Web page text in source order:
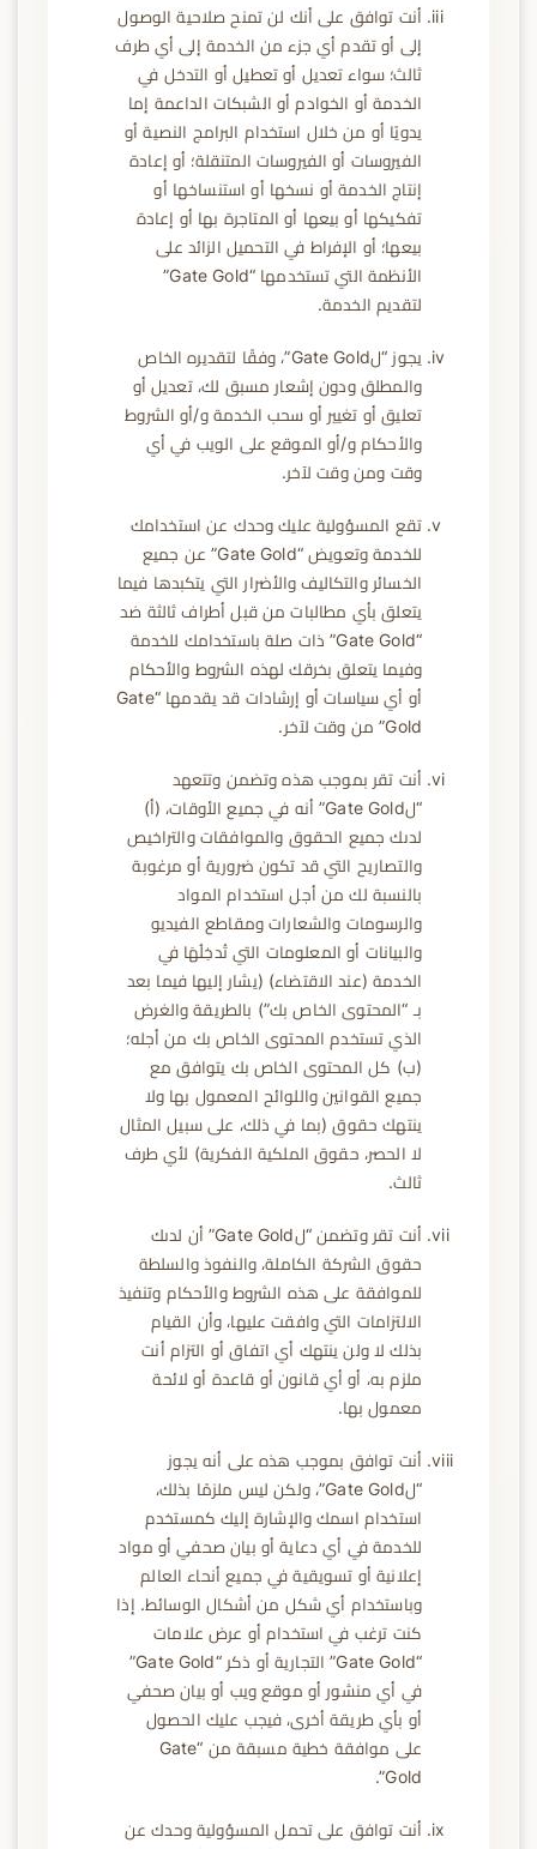
أنت توافق على أنك لن تمنح صلاحية الوصول
إلى أو تقدم أي جزء من الخدمة إلى أي طرف
ثالث؛ سواء تعديل أو تعطيل أو التدخل في
الخدمة أو الخوادم أو الشبكات الداعمة إما
يدويًا أو من خلال استخدام البرامج النصية أو
الفيروسات أو الفيروسات المتنقلة؛ أو إعادة
إنتاج الخدمة أو نسخها أو استنساخها أو
تفكيكها أو بيعها أو المتاجرة بها أو إعادة
بيعها؛ أو الإفراط في التحميل الزائد على
الأنظمة التي تستخدمها “Gate Gold”
لتقديم الخدمة.
يجوز “لGate Gold”، وفقًا لتقديره الخاص
والمطلق ودون إشعار مسبق لك، تعديل أو
تعليق أو تغيير أو سحب الخدمة و/أو الشروط
والأحكام و/أو الموقع على الويب في أي
وقت ومن وقت لآخر.
تقع المسؤولية عليك وحدك عن استخدامك
للخدمة وتعويض “Gate Gold” عن جميع
الخسائر والتكاليف والأضرار التي يتكبدها فيما
يتعلق بأي مطالبات من قبل أطراف ثالثة ضد
“Gate Gold” ذات صلة باستخدامك للخدمة
وفيما يتعلق بخرقك لهذه الشروط والأحكام
أو أي سياسات أو إرشادات قد يقدمها “Gate
Gold” من وقت لآخر.
أنت تقر بموجب هذه وتضمن وتتعهد
“لGate Gold” أنه في جميع الأوقات، (أ)
لدىك جميع الحقوق والموافقات والتراخيص
والتصاريح التي قد تكون ضرورية أو مرغوبة
بالنسبة لك من أجل استخدام المواد
والرسومات والشعارات ومقاطع الفيديو
والبيانات أو المعلومات التي تُدخِلُهَا في
الخدمة (عند الاقتضاء) (يشار إليها فيما بعد
بـ “المحتوى الخاص بك”) بالطريقة والغرض
الذي تستخدم المحتوى الخاص بك من أجله؛
(ب) كل المحتوى الخاص بك يتوافق مع
جميع القوانين واللوائح المعمول بها ولا
ينتهك حقوق (بما في ذلك، على سبيل المثال
لا الحصر، حقوق الملكية الفكرية) لأي طرف
ثالث.
أنت تقر وتضمن “لGate Gold” أن لدىك
حقوق الشركة الكاملة، والنفوذ والسلطة
للموافقة على هذه الشروط والأحكام وتنفيذ
الالتزامات التي وافقت عليها، وأن القيام
بذلك لا ولن ينتهك أي اتفاق أو التزام أنت
ملزم به، أو أي قانون أو قاعدة أو لائحة
معمول بها.
أنت توافق بموجب هذه على أنه يجوز
“لGate Gold”، ولكن ليس ملزمًا بذلك،
استخدام اسمك والإشارة إليك كمستخدم
للخدمة في أي دعاية أو بيان صحفي أو مواد
إعلانية أو تسويقية في جميع أنحاء العالم
وباستخدام أي شكل من أشكال الوسائط. إذا
كنت ترغب في استخدام أو عرض علامات
“Gate Gold” التجارية أو ذكر “Gate Gold”
في أي منشور أو موقع ويب أو بيان صحفي
أو بأي طريقة أخرى، فيجب عليك الحصول
على موافقة خطية مسبقة من “Gate
Gold”.
أنت توافق على تحمل المسؤولية وحدك عن